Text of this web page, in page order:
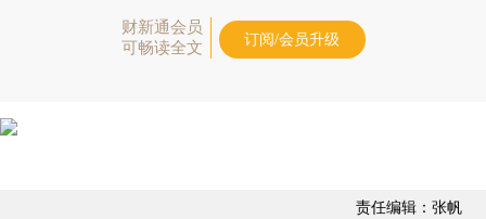
财新通会员
可畅读全文
订阅/会员升级
责任编辑：张帆